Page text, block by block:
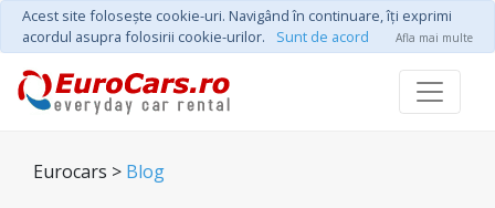
Acest site foloseşte cookie-uri. Navigând în continuare, îţi exprimi
acordul asupra folosirii cookie-urilor.
Sunt de acord Afla mai multe
Eurocars > Blog